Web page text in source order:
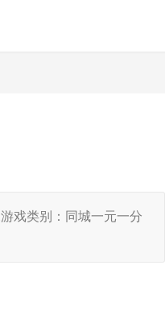
戏类别：同城一元一分